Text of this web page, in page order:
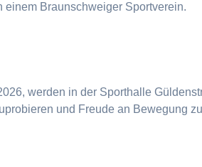
Braunschweiger Sportverein.
werden in der Sporthalle
und Freude an Bewegung